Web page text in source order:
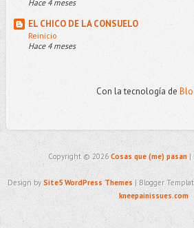
Hace 4 meses
EL CHICO DE LA CONSUELO
Reinicio
Hace 4 meses
Con la tecnología de
Copyright © 2026 Cosas que (me) pasan|
Design bySite5 WordPress Themes | Blogger
kneepainissues.com